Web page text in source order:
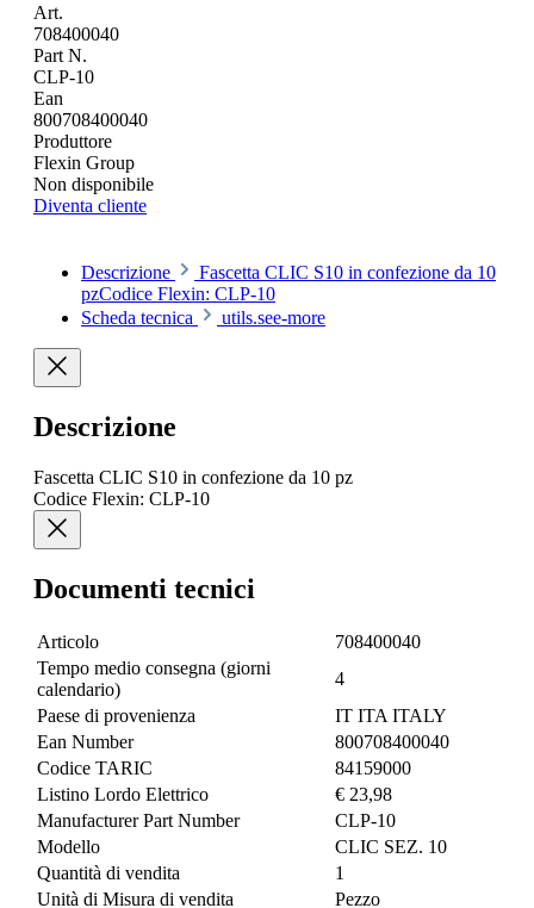
Art.
708400040
Part N.
CLP-10
Ean
800708400040
Produttore
Flexin Group
Non disponibile
Diventa cliente
Descrizione
Fascetta CLIC S10 in confezione da 10
pzCodice Flexin: CLP-10
Scheda tecnica
utils.see-more
Descrizione
Fascetta CLIC S10 in confezione da 10 pz
Codice Flexin: CLP-10
Documenti tecnici
Articolo
708400040
Tempo medio consegna (giorni
calendario)
4
Paese di provenienza
IT ITA ITALY
Ean Number
800708400040
Codice TARIC
84159000
Listino Lordo Elettrico
€ 23,98
Manufacturer Part Number
CLP-10
Modello
CLIC SEZ. 10
Quantità di vendita
1
Unità di Misura di vendita
Pezzo